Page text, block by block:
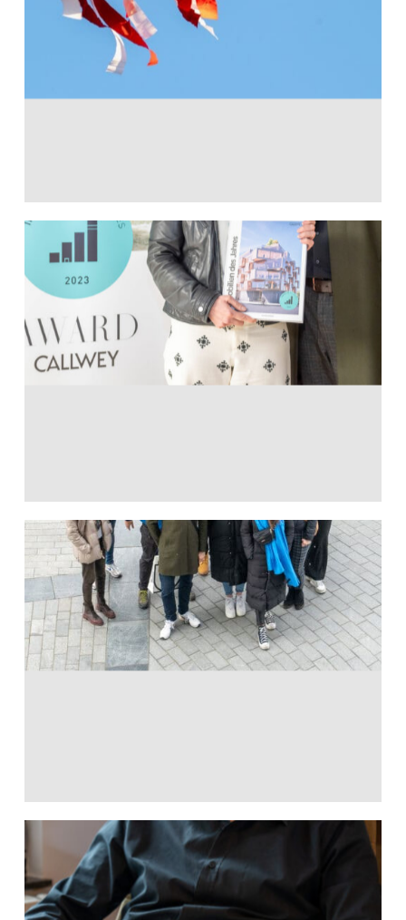
Auszeichnung
13. April 2023
AFK on tour in
Rotterdam
25. März 2023
News aus der
Geschäftsleitung
29. Januar 2023